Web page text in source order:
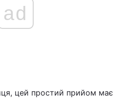
ad
цей простий прийом має